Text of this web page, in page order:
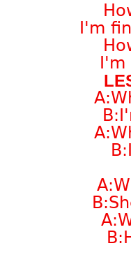
I'm